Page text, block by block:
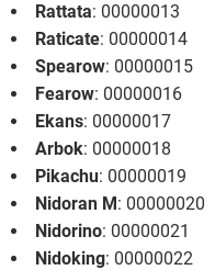
Rattata: 00000013
Raticate: 00000014
Spearow: 00000015
Fearow: 00000016
Ekans: 00000017
Arbok: 00000018
Pikachu: 00000019
Nidoran M: 00000020
Nidorino: 00000021
Nidoking: 00000022